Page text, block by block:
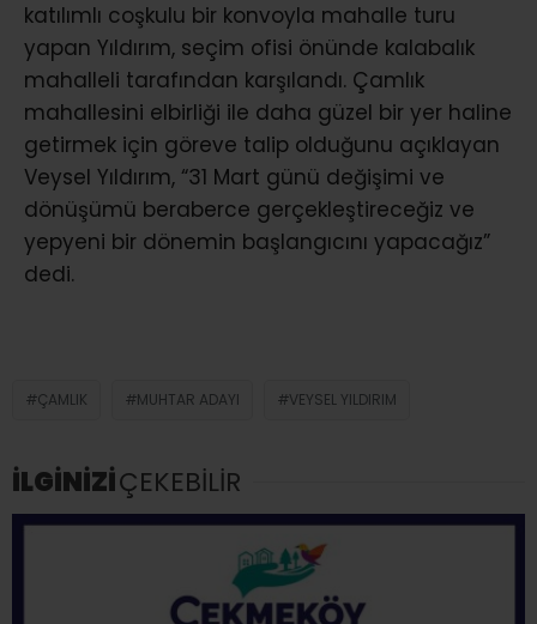
katılımlı coşkulu bir konvoyla mahalle turu
yapan Yıldırım, seçim ofisi önünde kalabalık
mahalleli tarafından karşılandı. Çamlık
mahallesini elbirliği ile daha güzel bir yer haline
getirmek için göreve talip olduğunu açıklayan
Veysel Yıldırım, “31 Mart günü değişimi ve
dönüşümü beraberce gerçekleştireceğiz ve
yepyeni bir dönemin başlangıcını yapacağız”
dedi.
ÇAMLIK MUHTAR ADAYI VEYSEL YILDIRIM
İLGİNİZİÇEKEBİLİR